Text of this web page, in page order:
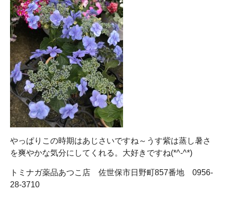
やっぱりこの時期はあじさいですね～うす紫は蒸し暑さ
を爽やかな気分にしてくれる。大好きですね(*^-^*)
トミナガ薬品あつこ店 佐世保市日野町857番地 0956-
28-3710